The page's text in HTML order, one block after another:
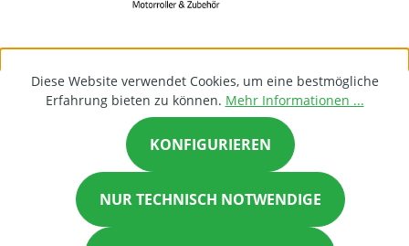
Diese Website verwendet Cookies, um eine bestmögliche
Erfahrung bieten zu können. Mehr Informationen ...
NUR TECHNISCH NOTWENDIGE
KONFIGURIEREN